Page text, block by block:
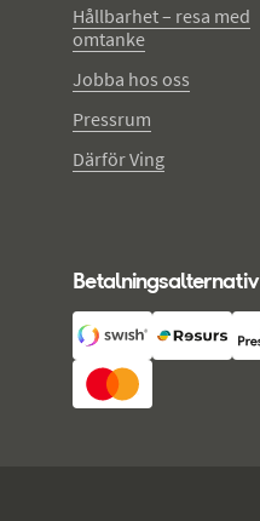
Hållbarhet – resa med
omtanke
Jobba hos oss
Pressrum
Därför Ving
Betalningsalternativ